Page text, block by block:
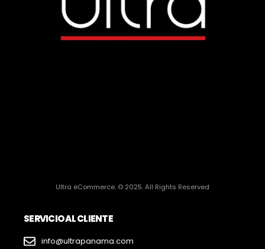
Ultra eCommerce. © 2025. All Rights Reserved
SERVICIO AL CLIENTE
info@ultrapanama.com